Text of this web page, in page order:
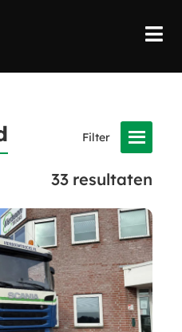
33 resultaten